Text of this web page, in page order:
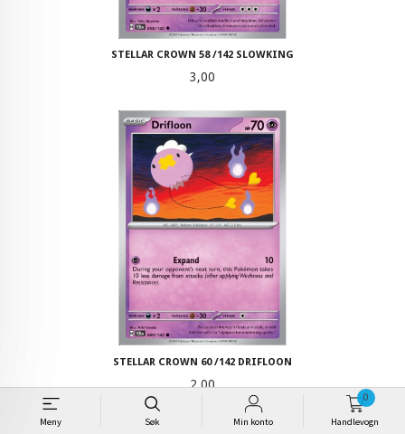
Meny Søk Min konto Handlevogn
0
STELLAR CROWN 58 /142 SLOWKING
Pris
3,00
STELLAR CROWN 60 /142 DRIFLOON
Pris
2,00